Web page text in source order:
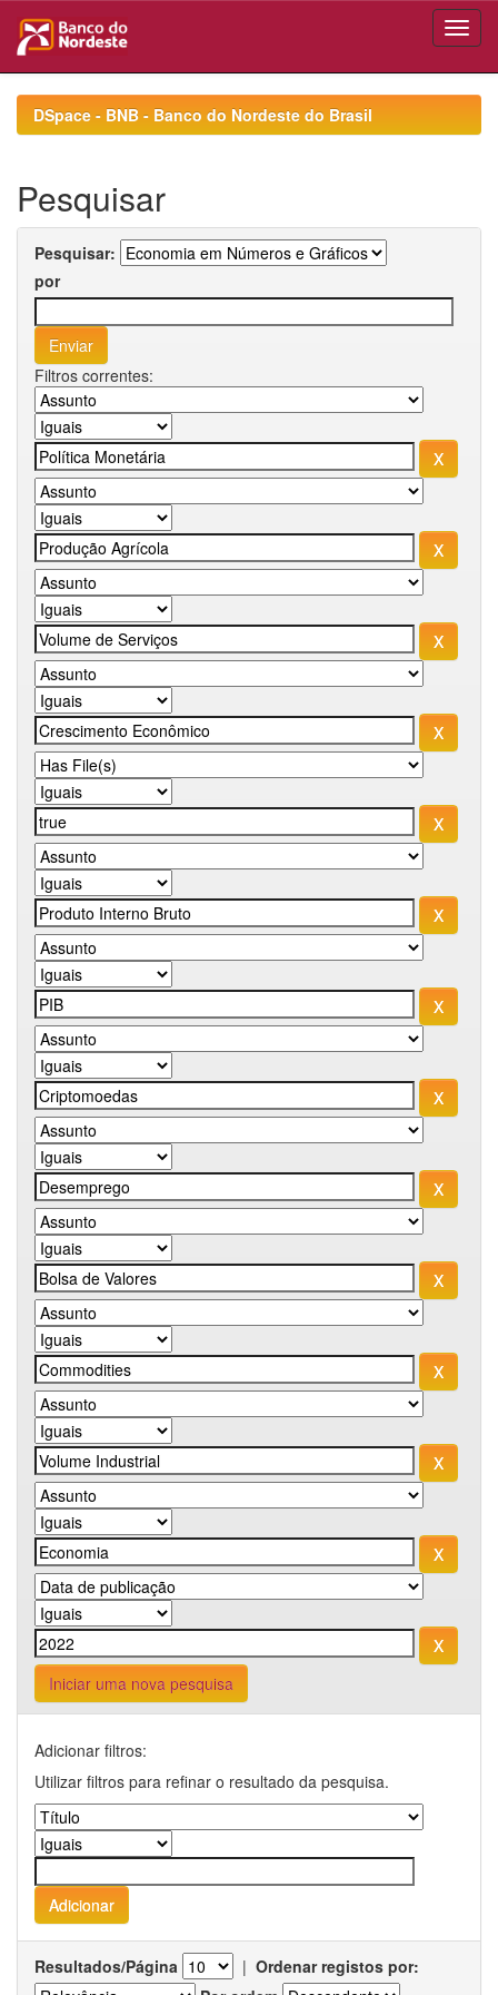
navigationDSpace - BNB - Banco do Nordeste do Brasil
Pesquisar
Pesquisar:
por
Filtros correntes:
Iniciar uma nova pesquisa
Adicionar filtros:
Utilizar filtros para refinar o resultado da pesquisa.
Resultados/Página | Ordenar registos por: